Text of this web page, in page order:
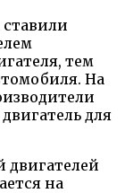
тем
На
для
двигателей
на